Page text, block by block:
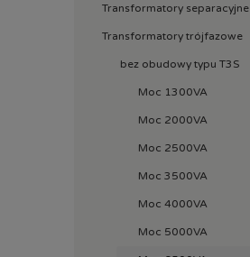
Transformatory separacyjne
Transformatory trójfazowe
bez obudowy typu T3S
Moc 1300VA
Moc 2000VA
Moc 2500VA
Moc 3500VA
Moc 4000VA
Moc 5000VA